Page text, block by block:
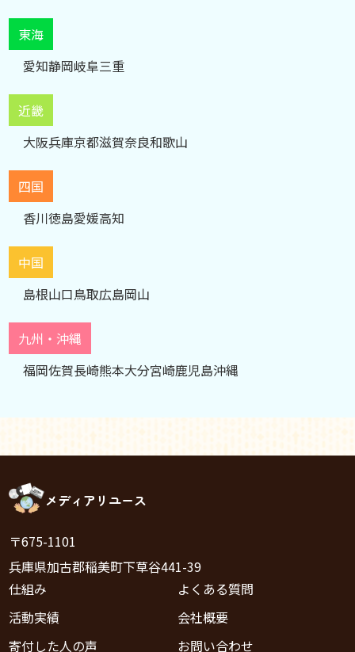
東海
愛知静岡岐阜三重
近畿
大阪兵庫京都滋賀奈良和歌山
四国
香川徳島愛媛高知
中国
島根山口鳥取広島岡山
九州・沖縄
福岡佐賀長崎熊本大分宮崎鹿児島沖縄
メディアリユース
〒675-1101
兵庫県加古郡稲美町下草谷441-39
仕組み
活動実績
寄付した人の声
よくある質問
会社概要
お問い合わせ